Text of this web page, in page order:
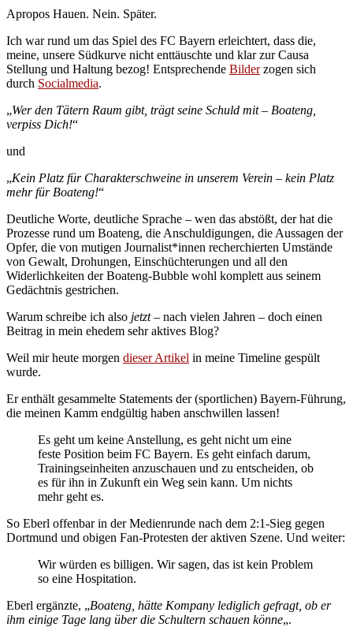
Apropos Hauen. Nein. Später.
Ich war rund um das Spiel des FC Bayern erleichtert, dass die,
meine, unsere Südkurve nicht enttäuschte und klar zur Causa
Stellung und Haltung bezog! Entsprechende Bilderzogen sich
durch Socialmedia.
„Wer den Tätern Raum gibt, trägt seine Schuld mit – Boateng,
verpiss Dich!“
und
„Kein Platz für Charakterschweine in unserem Verein – kein Platz
mehr für Boateng!“
Deutliche Worte, deutliche Sprache – wen das abstößt, der hat die
Prozesse rund um Boateng, die Anschuldigungen, die Aussagen der
Opfer, die von mutigen Journalist*innen recherchierten Umstände
von Gewalt, Drohungen, Einschüchterungen und all den
Widerlichkeiten der Boateng-Bubble wohl komplett aus seinem
Gedächtnis gestrichen.
Warum schreibe ich also jetzt– nach vielen Jahren – doch einen
Beitrag in mein ehedem sehr aktives Blog?
Weil mir heute morgen dieser Artikel in meine Timeline gespült
wurde.
Er enthält gesammelte Statements der (sportlichen) Bayern-Führung,
die meinen Kamm endgültig haben anschwillen lassen!
Es geht um keine Anstellung, es geht nicht um eine
feste Position beim FC Bayern. Es geht einfach darum,
Trainingseinheiten anzuschauen und zu entscheiden, ob
es für ihn in Zukunft ein Weg sein kann. Um nichts
mehr geht es.
So Eberl offenbar in der Medienrunde nach dem 2:1-Sieg gegen
Dortmund und obigen Fan-Protesten der aktiven Szene. Und weiter:
Wir würden es billigen. Wir sagen, das ist kein Problem
so eine Hospitation.
Eberl ergänzte, „Boateng, hätte Kompany lediglich gefragt, ob er
ihm einige Tage lang über die Schultern schauen könne„.